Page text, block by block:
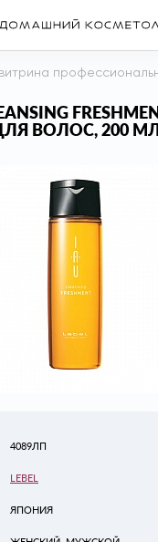
ВОЛОС, 200
4089ЛП
LEBEL
ЯПОНИЯ